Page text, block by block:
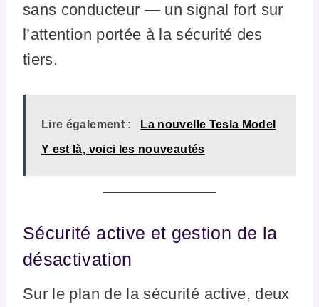
sans conducteur — un signal fort sur
l’attention portée à la sécurité des
tiers.
Lire également : La nouvelle Tesla Model
Y est là, voici les nouveautés
Sécurité active et gestion de la
désactivation
Sur le plan de la sécurité active, deux